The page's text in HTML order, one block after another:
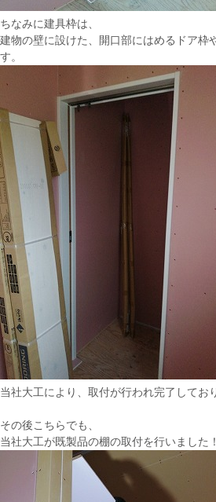
ちなみに建具枠は、
建物の壁に設けた、開口部にはめるドア枠
す。
当社大工により、取付が行われ完了してお
その後こちらでも、
当社大工が既製品の棚の取付を行いました！